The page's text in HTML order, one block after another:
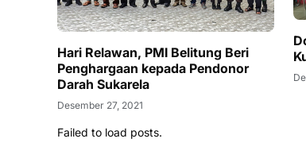
Hari Relawan, PMI Belitung Beri
Penghargaan kepada Pendonor
Darah Sukarela
Desember 27, 2021
Failed to load posts.